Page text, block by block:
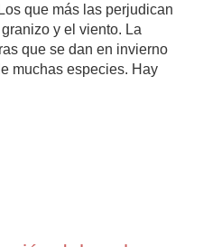
que más las perjudican
y el viento. La
que se dan en invierno
muchas especies. Hay